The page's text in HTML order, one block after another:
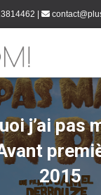
j’ai pas
2015